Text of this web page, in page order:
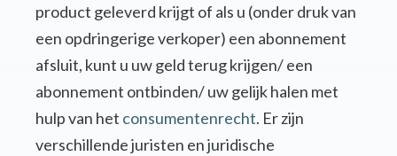
product geleverd krijgt of als u (onder druk van
een opdringerige verkoper) een abonnement
afsluit, kunt u uw geld terug krijgen/ een
abonnement ontbinden/ uw gelijk halen met
hulp van het consumentenrecht. Er zijn
verschillende juristen en juridische